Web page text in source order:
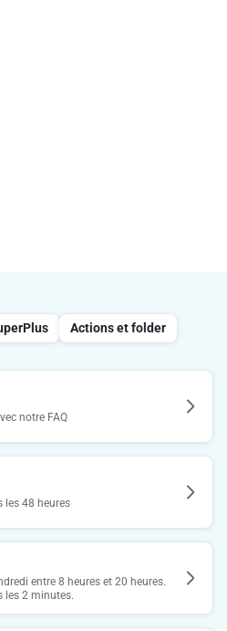
Actions et folder
notre FAQ
les 48 heures
entre 8 heures et 20 heures.
les 2 minutes.